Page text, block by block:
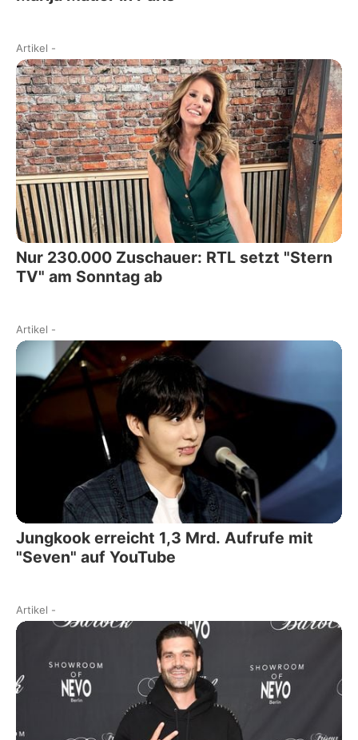
Artikel -
Nur 230.000 Zuschauer: RTL setzt "Stern
TV" am Sonntag ab
Artikel -
Jungkook erreicht 1,3 Mrd. Aufrufe mit
"Seven" auf YouTube
Artikel -